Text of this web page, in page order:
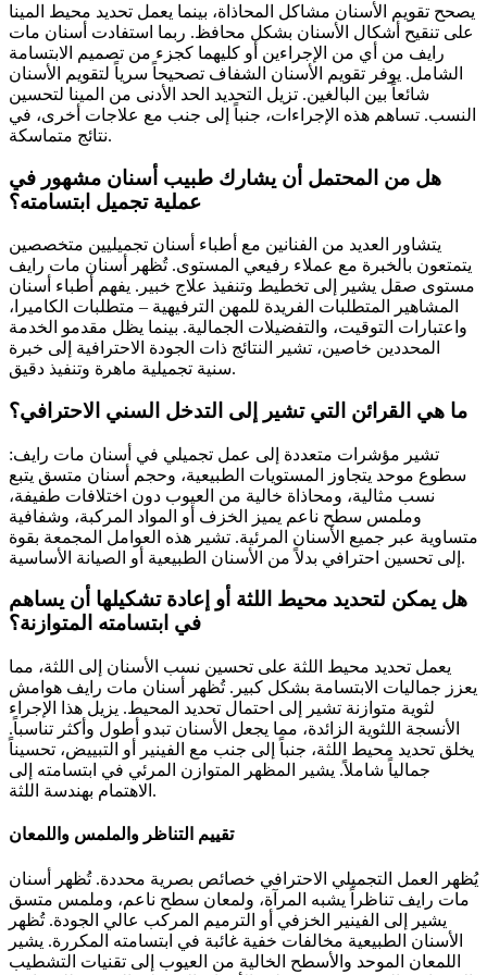
يصحح تقويم الأسنان مشاكل المحاذاة، بينما يعمل تحديد محيط المينا
على تنقيح أشكال الأسنان بشكل محافظ. ربما استفادت أسنان مات
رايف من أي من الإجراءين أو كليهما كجزء من تصميم الابتسامة
الشامل. يوفر تقويم الأسنان الشفاف تصحيحاً سرياً لتقويم الأسنان
شائعاً بين البالغين. تزيل التحديد الحد الأدنى من المينا لتحسين
النسب. تساهم هذه الإجراءات، جنباً إلى جنب مع علاجات أخرى، في
نتائج متماسكة.
هل من المحتمل أن يشارك طبيب أسنان مشهور في
عملية تجميل ابتسامته؟
يتشاور العديد من الفنانين مع أطباء أسنان تجميليين متخصصين
يتمتعون بالخبرة مع عملاء رفيعي المستوى. تُظهر أسنان مات رايف
مستوى صقل يشير إلى تخطيط وتنفيذ علاج خبير. يفهم أطباء أسنان
المشاهير المتطلبات الفريدة للمهن الترفيهية – متطلبات الكاميرا،
واعتبارات التوقيت، والتفضيلات الجمالية. بينما يظل مقدمو الخدمة
المحددين خاصين، تشير النتائج ذات الجودة الاحترافية إلى خبرة
سنية تجميلية ماهرة وتنفيذ دقيق.
ما هي القرائن التي تشير إلى التدخل السني الاحترافي؟
تشير مؤشرات متعددة إلى عمل تجميلي في أسنان مات رايف:
سطوع موحد يتجاوز المستويات الطبيعية، وحجم أسنان متسق يتبع
نسب مثالية، ومحاذاة خالية من العيوب دون اختلافات طفيفة،
وملمس سطح ناعم يميز الخزف أو المواد المركبة، وشفافية
متساوية عبر جميع الأسنان المرئية. تشير هذه العوامل المجمعة بقوة
إلى تحسين احترافي بدلاً من الأسنان الطبيعية أو الصيانة الأساسية.
هل يمكن لتحديد محيط اللثة أو إعادة تشكيلها أن يساهم
في ابتسامته المتوازنة؟
يعمل تحديد محيط اللثة على تحسين نسب الأسنان إلى اللثة، مما
يعزز جماليات الابتسامة بشكل كبير. تُظهر أسنان مات رايف هوامش
لثوية متوازنة تشير إلى احتمال تحديد المحيط. يزيل هذا الإجراء
الأنسجة اللثوية الزائدة، مما يجعل الأسنان تبدو أطول وأكثر تناسباً.
يخلق تحديد محيط اللثة، جنباً إلى جنب مع الفينير أو التبييض، تحسيناً
جمالياً شاملاً. يشير المظهر المتوازن المرئي في ابتسامته إلى
الاهتمام بهندسة اللثة.
تقييم التناظر والملمس واللمعان
يُظهر العمل التجميلي الاحترافي خصائص بصرية محددة. تُظهر أسنان
مات رايف تناظراً يشبه المرآة، ولمعان سطح ناعم، وملمس متسق
يشير إلى الفينير الخزفي أو الترميم المركب عالي الجودة. تُظهر
الأسنان الطبيعية مخالفات خفية غائبة في ابتسامته المكررة. يشير
اللمعان الموحد والأسطح الخالية من العيوب إلى تقنيات التشطيب